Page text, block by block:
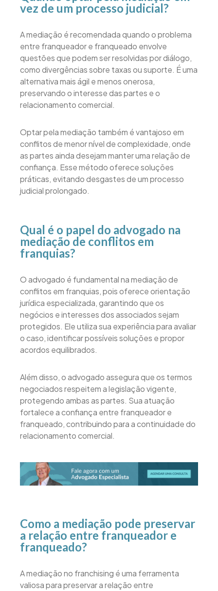
vez de um processo judicial?
A mediação é recomendada quando o problema
entre franqueador e franqueado envolve
questões que podem ser resolvidas por diálogo,
como divergências sobre taxas ou suporte. É uma
alternativa mais ágil e menos onerosa,
preservando o interesse das partes e o
relacionamento comercial.
Optar pela mediação também é vantajoso em
conflitos de menor nível de complexidade, onde
as partes ainda desejam manter uma relação de
confiança. Esse método oferece soluções
práticas, evitando desgastes de um processo
judicial prolongado.
Qual é o papel do advogado na
mediação de conflitos em
franquias?
O advogado é fundamental na mediação de
conflitos em franquias, pois oferece orientação
jurídica especializada, garantindo que os
negócios e interesses dos associados sejam
protegidos. Ele utiliza sua experiência para avaliar
o caso, identificar possíveis soluções e propor
acordos equilibrados.
Além disso, o advogado assegura que os termos
negociados respeitem a legislação vigente,
protegendo ambas as partes. Sua atuação
fortalece a confiança entre franqueador e
franqueado, contribuindo para a continuidade do
relacionamento comercial.
Como a mediação pode preservar
a relação entre franqueador e
franqueado?
A mediação no franchising é uma ferramenta
valiosa para preservar a relação entre